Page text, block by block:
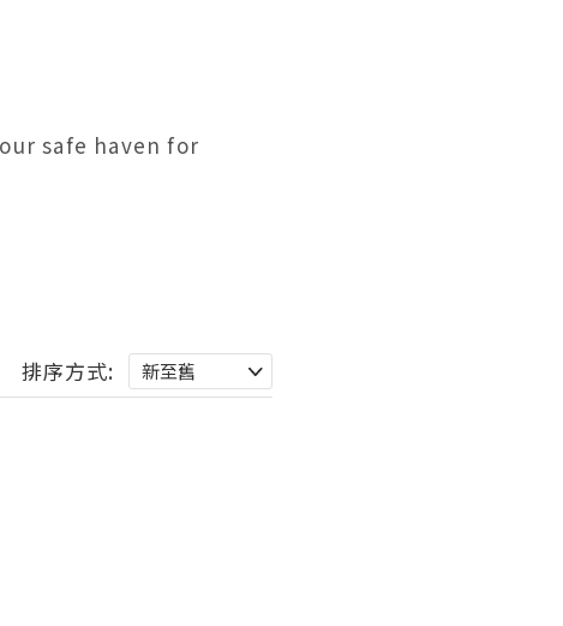
safe haven for
排序方式: